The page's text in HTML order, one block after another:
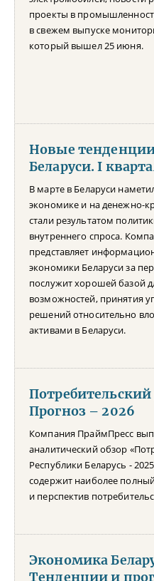
проекты в
в свежем выпуске
который вышел 25 июня.
Новые
Беларуси. I
В марте в Беларуси
экономике и на денежно-
стали результатом
внутреннего спроса.
представляет
экономики Беларуси за
послужит хорошей базой
возможностей, принятия
решений относительно
активами в Беларуси.
Прогноз – 2026
Компания ПраймПресс
аналитический обзор
Республики Беларусь -
содержит наиболее
и перспектив
Экономика
Тенденции и